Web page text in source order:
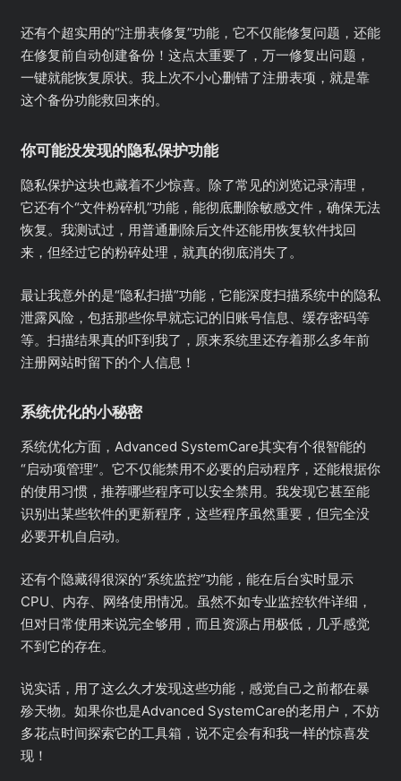
还有个超实用的“注册表修复”功能，它不仅能修复问题，还能
在修复前自动创建备份！这点太重要了，万一修复出问题，
一键就能恢复原状。我上次不小心删错了注册表项，就是靠
这个备份功能救回来的。
你可能没发现的隐私保护功能
隐私保护这块也藏着不少惊喜。除了常见的浏览记录清理，
它还有个“文件粉碎机”功能，能彻底删除敏感文件，确保无法
恢复。我测试过，用普通删除后文件还能用恢复软件找回
来，但经过它的粉碎处理，就真的彻底消失了。
最让我意外的是“隐私扫描”功能，它能深度扫描系统中的隐私
泄露风险，包括那些你早就忘记的旧账号信息、缓存密码等
等。扫描结果真的吓到我了，原来系统里还存着那么多年前
注册网站时留下的个人信息！
系统优化的小秘密
系统优化方面，Advanced SystemCare其实有个很智能的
“启动项管理”。它不仅能禁用不必要的启动程序，还能根据你
的使用习惯，推荐哪些程序可以安全禁用。我发现它甚至能
识别出某些软件的更新程序，这些程序虽然重要，但完全没
必要开机自启动。
还有个隐藏得很深的“系统监控”功能，能在后台实时显示
CPU、内存、网络使用情况。虽然不如专业监控软件详细，
但对日常使用来说完全够用，而且资源占用极低，几乎感觉
不到它的存在。
说实话，用了这么久才发现这些功能，感觉自己之前都在暴
殄天物。如果你也是Advanced SystemCare的老用户，不妨
多花点时间探索它的工具箱，说不定会有和我一样的惊喜发
现！